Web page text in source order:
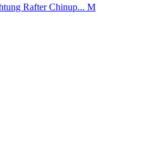
Rafter Chinup... M